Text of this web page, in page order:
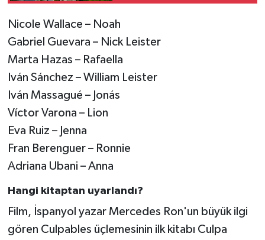
Nicole Wallace – Noah
Gabriel Guevara – Nick Leister
Marta Hazas – Rafaella
Iván Sánchez – William Leister
Iván Massagué – Jonás
Víctor Varona – Lion
Eva Ruiz – Jenna
Fran Berenguer – Ronnie
Adriana Ubani – Anna
Hangi kitaptan uyarlandı?
Film, İspanyol yazar Mercedes Ron'un büyük ilgi
gören Culpables üçlemesinin ilk kitabı Culpa